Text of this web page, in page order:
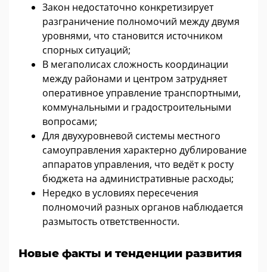
Закон недостаточно конкретизирует
разграничение полномочий между двумя
уровнями, что становится источником
спорных ситуаций;
В мегаполисах сложность координации
между районами и центром затрудняет
оперативное управление транспортными,
коммунальными и градостроительными
вопросами;
Для двухуровневой системы местного
самоуправления характерно дублирование
аппаратов управления, что ведёт к росту
бюджета на административные расходы;
Нередко в условиях пересечения
полномочий разных органов наблюдается
размытость ответственности.
Новые факты и тенденции развития